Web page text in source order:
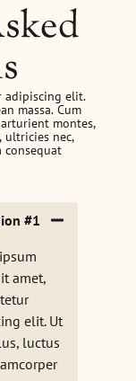
adipiscing elit.
massa. Cum
montes,
ultricies nec,
consequat
#1
amet,
elit. Ut
luctus